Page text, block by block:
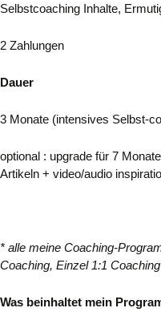
Selbstcoaching Inhalte,
2 Zahlungen
Dauer
3 Monate (intensives Selbst-
optional : upgrade für 7
Artikeln + video/audio
* alle meine Coaching-
Coaching, Einzel 1:1
Was beinhaltet mein